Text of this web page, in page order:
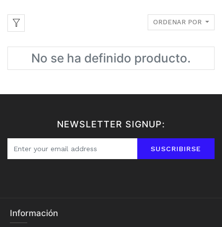
ORDENAR POR
No se ha definido producto.
NEWSLETTER SIGNUP:
SUSCRIBIRSE
Información